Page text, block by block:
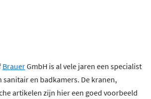
BrauerGmbH is al vele jaren een specialist
sanitair en badkamers. De kranen,
artikelen zijn hier een goed voorbeeld